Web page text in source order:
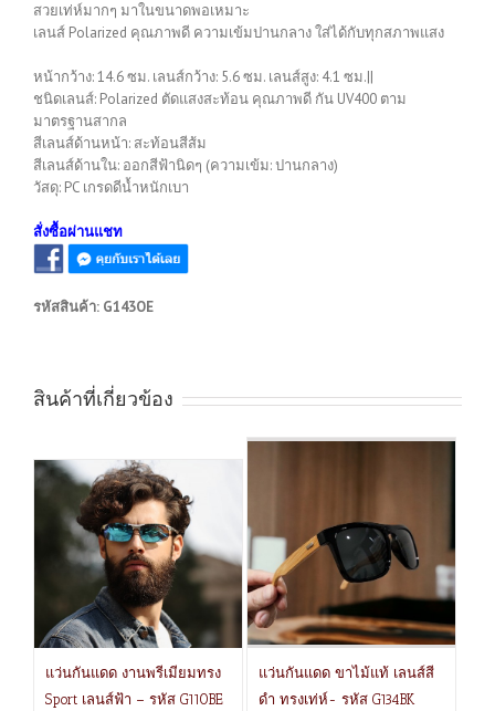
สวยเท่ห์มากๆ มาในขนาดพอเหมาะ
เลนส์ Polarized คุณภาพดี ความเข้มปานกลาง ใส่ได้กับทุกสภาพแสง
หน้ากว้าง: 14.6 ซม. เลนส์กว้าง: 5.6 ซม. เลนส์สูง: 4.1 ซม.||
ชนิดเลนส์: Polarized ตัดแสงสะท้อน คุณภาพดี กัน UV400 ตาม
มาตรฐานสากล
สีเลนส์ด้านหน้า: สะท้อนสีส้ม
สีเลนส์ด้านใน: ออกสีฟ้านิดๆ (ความเข้ม: ปานกลาง)
วัสดุ: PC เกรดดีน้ำหนักเบา
สั่งซื้อผ่านแชท
รหัสสินค้า: G143OE
สินค้าที่เกี่ยวข้อง
แว่นกันแดด งานพรีเมียมทรง
Sport เลนส์ฟ้า – รหัส G110BE
แว่นกันแดด ขาไม้แท้ เลนส์สี
ดำ ทรงเท่ห์- รหัส G134BK